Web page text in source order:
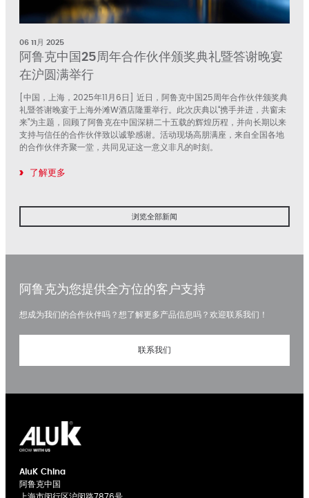
浏览全部新闻
06 11月 2025
阿鲁克中国25周年合作伙伴颁奖典礼暨答谢晚宴
在沪圆满举行
[中国，上海，2025年11月6日] 近日，阿鲁克中国25周年合作伙伴颁奖典
礼暨答谢晚宴于上海外滩W酒店隆重举行。此次庆典以“携手并进，共窗未
来”为主题，回顾了阿鲁克在中国深耕二十五载的辉煌历程，并向长期以来
支持与信任的合作伙伴致以诚挚感谢。活动现场高朋满座，来自全国各地
的合作伙伴齐聚一堂，共同见证这一意义非凡的时刻。
了解更多
阿鲁克为您提供全方位的客户支持
想成为我们的合作伙伴吗？想了解更多产品信息吗？欢迎联系我们！
联系我们
AluK China
阿鲁克中国